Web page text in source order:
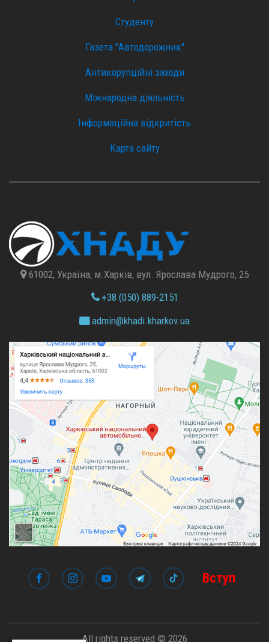
Студенту
Газета "Автодорожник"
Антикорупційні заходи
Міжнародна діяльність
Інформаційна відкритість
Карта сайту
61002, Україна, м.Харків, вул. Ярослава Мудрого, 25
+38 (050) 889-2151
admin@khadi.kharkov.ua
Вступ
All rights reserved © 2026